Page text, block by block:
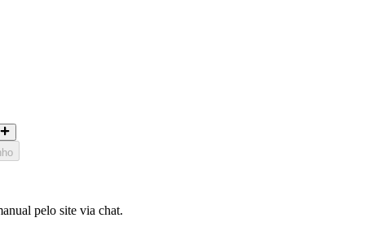
pelo site via chat.